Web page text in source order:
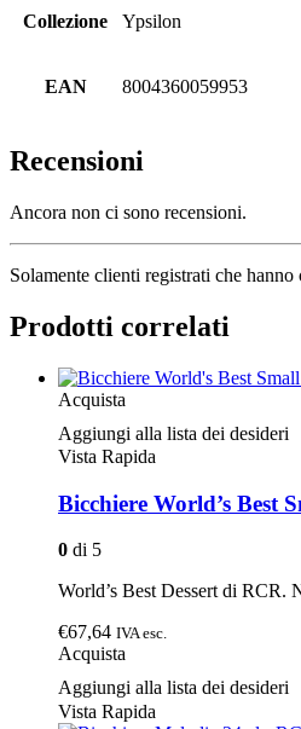
Collezione Ypsilon
EAN 8004360059953
Recensioni
Ancora non ci sono recensioni.
Solamente clienti registrati che
Prodotti correlati
Acquista
Aggiungi alla lista dei desideri
Vista Rapida
Bicchiere World’s Best
0 di 5
World’s Best Dessert di RCR.
€67,64 IVA esc.
Acquista
Aggiungi alla lista dei desideri
Vista Rapida